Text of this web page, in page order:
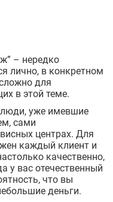
– нередко
лично, в конкретном
для
в этой теме.
люди, уже имевшие
сами
центрах. Для
каждый клиент и
качественно,
у вас отечественный
что вы
деньги.